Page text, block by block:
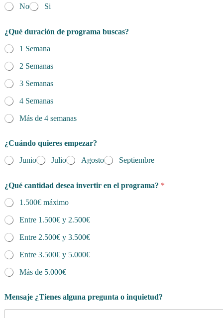
No
Si
¿Qué duración de programa buscas?
1 Semana
2 Semanas
3 Semanas
4 Semanas
Más de 4 semanas
¿Cuándo quieres empezar?
Junio
Julio Agosto Septiembre
¿Qué cantidad desea invertir en el programa? *
1.500€ máximo
Entre 1.500€ y 2.500€
Entre 2.500€ y 3.500€
Entre 3.500€ y 5.000€
Más de 5.000€
Mensaje ¿Tienes alguna pregunta o inquietud?